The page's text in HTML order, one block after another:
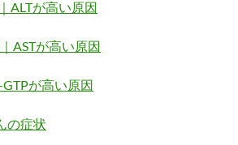
ALTが高い原因
ASTが高い原因
が高い原因
の症状